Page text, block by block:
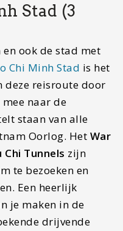
Stad (3
ook de stad met
Chi Minh Stad is het
deze reisroute door
naar de
staan van alle
Oorlog. Het War
Chi Tunnels zijn
te bezoeken en
Een heerlijk
je maken in de
drijvende